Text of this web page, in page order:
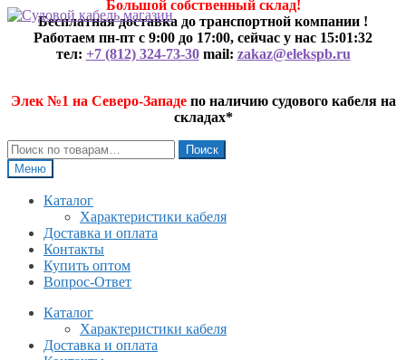
Перейти
навигации
Перейти
содержимому
Большой собственный склад!
Бесплатная доставка до транспортной компании !
Работаем пн-пт с 9:00 до 17:00, сейчас у нас 15:01:32
тел: +7 (812) 324-73-30mail: zakaz@elekspb.ru
Элек №1 на Северо-Западепо наличию судового кабеля на
складах*
Искать:
Поиск
Меню
Каталог
Характеристики кабеля
Доставка и оплата
Контакты
Купить оптом
Вопрос-Ответ
Каталог
Характеристики кабеля
Доставка и оплата